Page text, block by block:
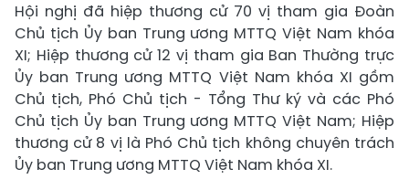
Hội nghị đã hiệp thương cử 70 vị tham gia Đoàn
Chủ tịch Ủy ban Trung ương MTTQ Việt Nam khóa
XI; Hiệp thương cử 12 vị tham gia Ban Thường trực
Ủy ban Trung ương MTTQ Việt Nam khóa XI gồm
Chủ tịch, Phó Chủ tịch - Tổng Thư ký và các Phó
Chủ tịch Ủy ban Trung ương MTTQ Việt Nam; Hiệp
thương cử 8 vị là Phó Chủ tịch không chuyên trách
Ủy ban Trung ương MTTQ Việt Nam khóa XI.